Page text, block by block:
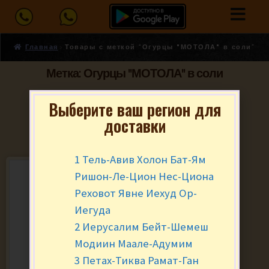
Главная Товары с меткой “Огурцы "МОТОЛА" в соли”
Метка: Огурцы "МОТОЛА" в соли
Выберите ваш регион для
доставки
1 Тель-Авив Холон Бат-Ям
Ришон-Ле-Цион Нес-Циона
Реховот Явне Иехуд Ор-
Иегуда
2 Иерусалим Бейт-Шемеш
Модиин Маале-Адумим
3 Петах-Тиква Рамат-Ган